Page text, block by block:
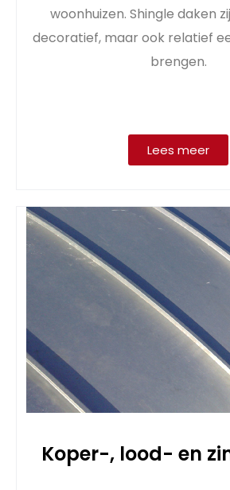
woonhuizen. Shingle daken
decoratief, maar ook relatief
brengen.
Lees meer
Koper-, lood- en